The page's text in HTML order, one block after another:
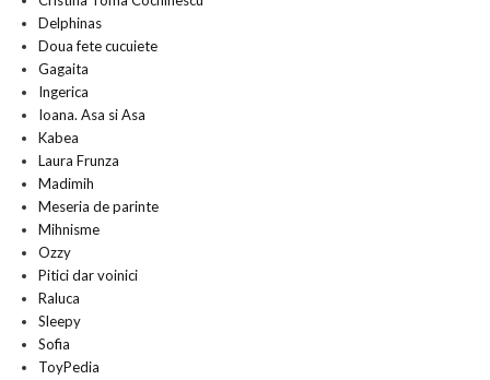
Delphinas
Doua fete cucuiete
Gagaita
Ingerica
Ioana. Asa si Asa
Kabea
Laura Frunza
Madimih
Meseria de parinte
Mihnisme
Ozzy
Pitici dar voinici
Raluca
Sleepy
Sofia
ToyPedia